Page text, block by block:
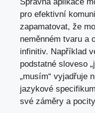
pro‌ efektivní
zapamatovat, že
neměnném tvaru a
infinitiv. Například
podstatné sloveso⁣
„musím“ vyjadřuje
jazykové‌
své záměry ⁣a